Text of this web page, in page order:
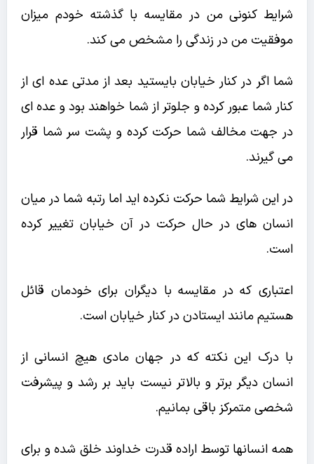
شرایط کنونی من در مقایسه با گذشته خودم میزان
موفقیت من در زندگی را مشخص می کند.
شما اگر در کنار خیابان بایستید بعد از مدتی عده ای از
کنار شما عبور کرده و جلوتر از شما خواهند بود و عده ای
در جهت مخالف شما حرکت کرده و پشت سر شما قرار
می گیرند.
در این شرایط شما حرکت نکرده اید اما رتبه شما در میان
انسان های در حال حرکت در آن خیابان تغییر کرده
است.
اعتباری که در مقایسه با دیگران برای خودمان قائل
هستیم مانند ایستادن در کنار خیابان است.
با درک این نکته که در جهان مادی هیچ انسانی از
انسان دیگر برتر و بالاتر نیست باید بر رشد و پیشرفت
شخصی متمرکز باقی بمانیم.
همه انسانها توسط اراده قدرت خداوند خلق شده و برای